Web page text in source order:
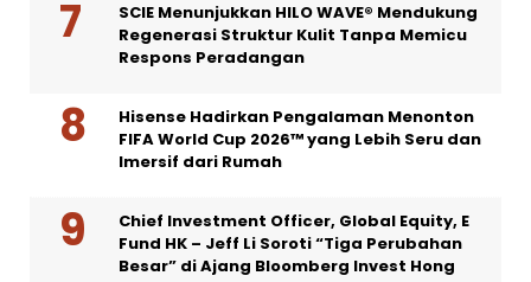
SCIE Menunjukkan HILO WAVE® Mendukung
Regenerasi Struktur Kulit Tanpa Memicu
Respons Peradangan
Hisense Hadirkan Pengalaman Menonton
FIFA World Cup 2026™ yang Lebih Seru dan
Imersif dari Rumah
Chief Investment Officer, Global Equity, E
Fund HK – Jeff Li Soroti “Tiga Perubahan
Besar” di Ajang Bloomberg Invest Hong